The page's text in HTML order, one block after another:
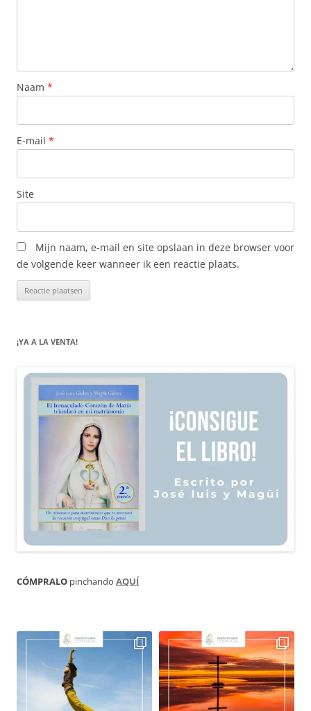
Naam *
E-mail *
Site
Mijn naam, e-mail en site opslaan in deze browser voor
de volgende keer wanneer ik een reactie plaats.
¡YA A LA VENTA!
CÓMPRALO pinchando AQUÍ